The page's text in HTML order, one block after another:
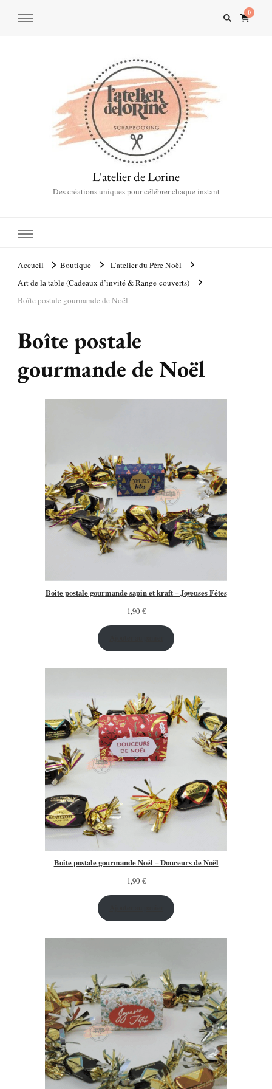
0
L'atelier de Lorine
Des créations uniques pour célébrer chaque instant
Accueil Boutique
L’atelier du Père Noël
Art de la table (Cadeaux d’invité & Range-couverts)
Boîte postale gourmande de Noël
Boîte postale
gourmande de Noël
Boîte postale gourmande sapin et kraft – Joyeuses Fêtes
1,90 €
Boîte postale gourmande Noël – Douceurs de Noël
1,90 €